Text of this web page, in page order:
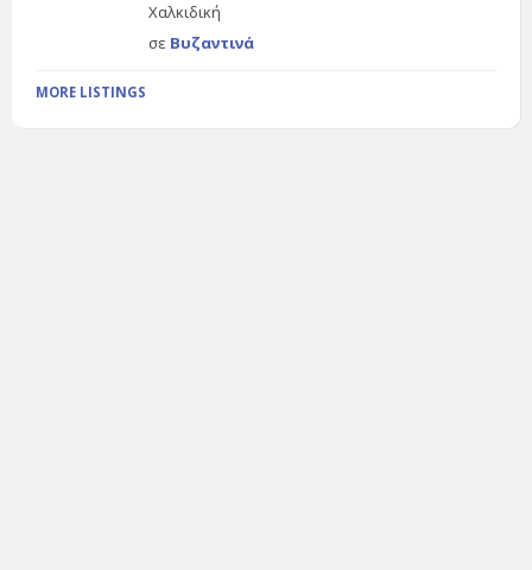
Χαλκιδική
σε Βυζαντινά
MORE LISTINGS